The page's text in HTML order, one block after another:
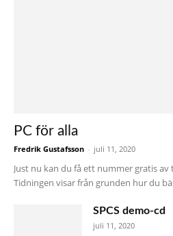
PC för alla
Fredrik Gustafsson - juli 11, 2020
Just nu kan du få ett nummer gratis av
Tidningen visar från grunden hur du
SPCS demo-cd
juli 11, 2020